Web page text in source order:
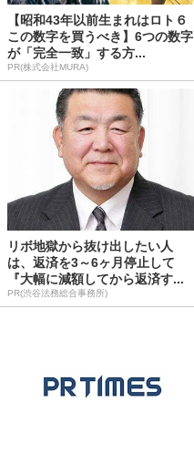
【昭和43年以前生まれはロト６
この数字を買うべき】6つの数字
が「完全一致」する方...
PR(株式会社MURA)
リボ地獄から抜け出したい人
は、返済を3～6ヶ月停止して
『大幅に減額してから返済す...
PR(渋谷法務総合事務所)